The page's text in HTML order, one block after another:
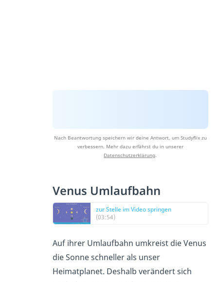
Nach Beantwortung speichern wir deine Antwort, um Studyflix zu
verbessern. Mehr dazu erfährst du in unserer
Datenschutzerklärung.
Venus Umlaufbahn
zur Stelle im Video springen
(03:54)
Auf ihrer Umlaufbahn umkreist die Venus
die Sonne schneller als unser
Heimatplanet. Deshalb verändert sich